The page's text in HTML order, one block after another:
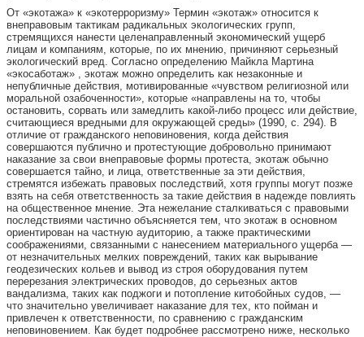
От «экотажа» к «экотерроризму» Термин «экотаж» относится к
внеправовым тактикам радикальных экологических групп,
стремящихся нанести целенаправленный экономический ущерб
лицам и компаниям, которые, по их мнению, причиняют серьезный
экологический вред. Согласно определению Майкла Мартина
«экосаботаж» , экотаж можно определить как незаконные и
непубличные действия, мотивированные «чувством религиозной или
моральной озабоченности», которые «направлены на то, чтобы
остановить, сорвать или замедлить какой-либо процесс или действие,
считающиеся вредными для окружающей среды» (1990, с. 294). В
отличие от гражданского неповиновения, когда действия
совершаются публично и протестующие добровольно принимают
наказание за свои внеправовые формы протеста, экотаж обычно
совершается тайно, и лица, ответственные за эти действия,
стремятся избежать правовых последствий, хотя группы могут позже
взять на себя ответственность за такие действия в надежде повлиять
на общественное мнение. Эта нежелание сталкиваться с правовыми
последствиями частично объясняется тем, что экотаж в основном
ориентирован на частную аудиторию, а также практическими
соображениями, связанными с нанесением материального ущерба —
от незначительных мелких повреждений, таких как вырывание
геодезических кольев и вывод из строя оборудования путем
перерезания электрических проводов, до серьезных актов
вандализма, таких как поджоги и потопление китобойных судов, —
что значительно увеличивает наказание для тех, кто пойман и
привлечен к ответственности, по сравнению с гражданским
неповиновением. Как будет подробнее рассмотрено ниже, несколько